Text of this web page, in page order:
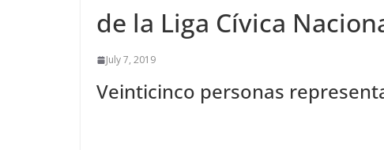
de la Liga Cívica
July 7, 2019
Veinticinco personas